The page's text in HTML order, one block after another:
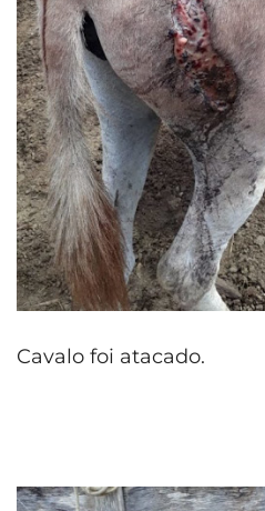
Cavalo foi atacado.